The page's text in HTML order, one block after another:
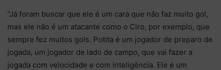
“Já foram buscar que ele é um cara que não faz muito gol,
mas ele não é um atacante como o Ciro, por exemplo, que
sempre fez muitos gols. Potita é um jogador de preparo de
jogada, um jogador de lado de campo, que vai fazer a
jogada com velocidade e com inteligência. Ele é um